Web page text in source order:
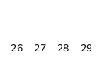
26 27 28
29